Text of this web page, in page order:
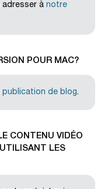
adresser ànotre
POUR MAC?
de blog.
CONTENU VIDÉO
LES